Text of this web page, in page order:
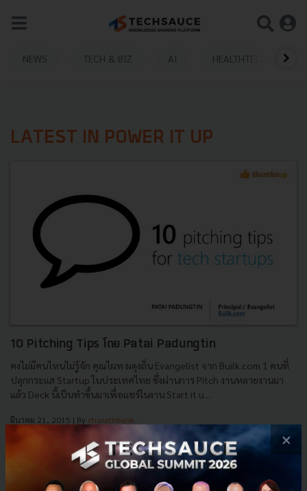
NEWS TECH & BIZ AI HEALTHTECH
LATEST IN POWER IT UP
10 Pitching Tips โดย Patai Padungtin
คงไม่มีคนไหนไม่รู้จัก คุณไผท ผดุงถิ่น Evangelist จาก Builk.com 1 คนที่
ปลุกกระแส Startup ในประเทศไทย ซึ่งผ่านการ Pitch งานหลายงานมา
แล้ว Deck นี้เป็นทำขึ้นมาเพื่อแชร์ในงาน Start it u...
มีนาคม 21, 2015 | By charathbank
Tips howto Pitching Power it up
×